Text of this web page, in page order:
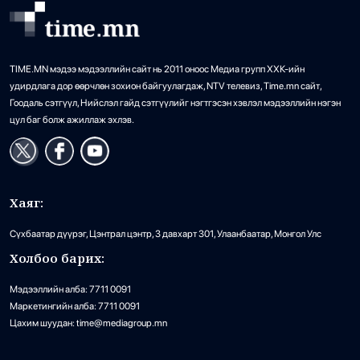
TIME.MN мэдээ мэдээллийн сайт нь 2011 оноос Медиа групп ХХК-ийн
удирдлага дор өөрчлөн зохион байгуулагдаж, NTV телевиз, Time.mn сайт,
Гоодаль сэтгүүл, Нийслэл гайд сэтгүүлийг нэгтгэсэн хэвлэл мэдээллийн нэгэн
цул баг болж ажиллаж эхлэв.
Хаяг:
Сүхбаатар дүүрэг, Цэнтрал цэнтр, 3 давхарт 301, Улаанбаатар, Монгол Улс
Холбоо барих:
Мэдээллийн алба: 7711 0091
Маркетингийн алба: 7711 0091
Цахим шуудан: time@mediagroup.mn